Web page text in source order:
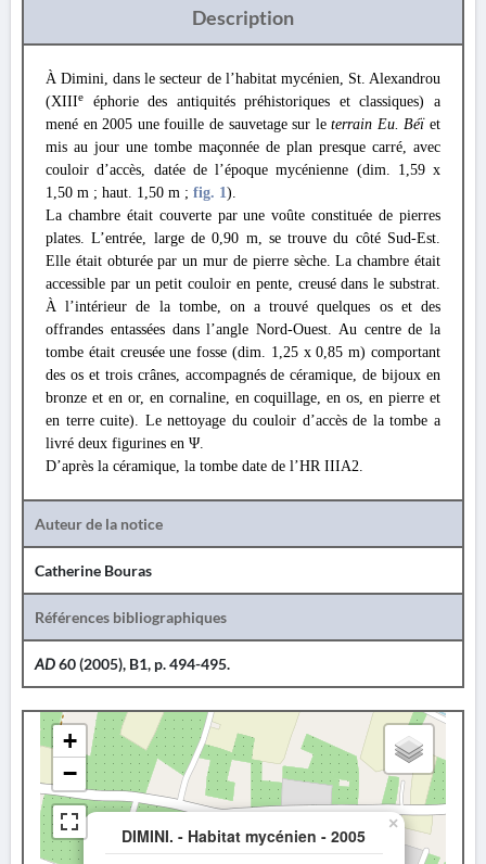
Description
À Dimini, dans le secteur de l’habitat mycénien, St. Alexandrou
(XIIIe
éphorie des antiquités préhistoriques et classiques) a
mené en 2005 une fouille de sauvetage sur leterrain Eu. Béïet
mis au jour une tombe maçonnée de plan presque carré, avec
couloir d’accès, datée de l’époque mycénienne (dim. 1,59 x
1,50 m ; haut. 1,50 m ; fig. 1).
La chambre était couverte par une voûte constituée de pierres
plates. L’entrée, large de 0,90 m, se trouve du côté Sud-Est.
Elle était obturée par un mur de pierre sèche. La chambre était
accessible par un petit couloir en pente, creusé dans le substrat.
À l’intérieur de la tombe, on a trouvé quelques os et des
offrandes entassées dans l’angle Nord-Ouest. Au centre de la
tombe était creusée une fosse (dim. 1,25 x 0,85 m) comportant
des os et trois crânes, accompagnés de céramique, de bijoux en
bronze et en or, en cornaline, en coquillage, en os, en pierre et
en terre cuite). Le nettoyage du couloir d’accès de la tombe a
livré deux figurines en Ψ.
D’après la céramique, la tombe date de l’HR IIIA2.
Auteur de la notice
Catherine Bouras
Références bibliographiques
AD60 (2005), B1, p. 494-495.
DIMINI. - Habitat mycénien - 2005
×
+
−